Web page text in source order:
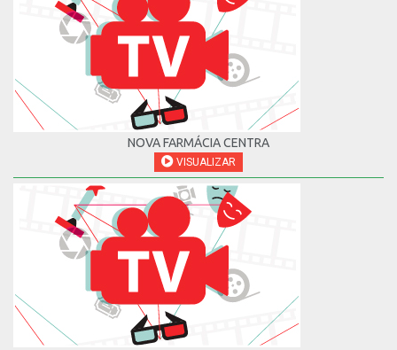
NOVA FARMÁCIA CENTRA
VISUALIZAR